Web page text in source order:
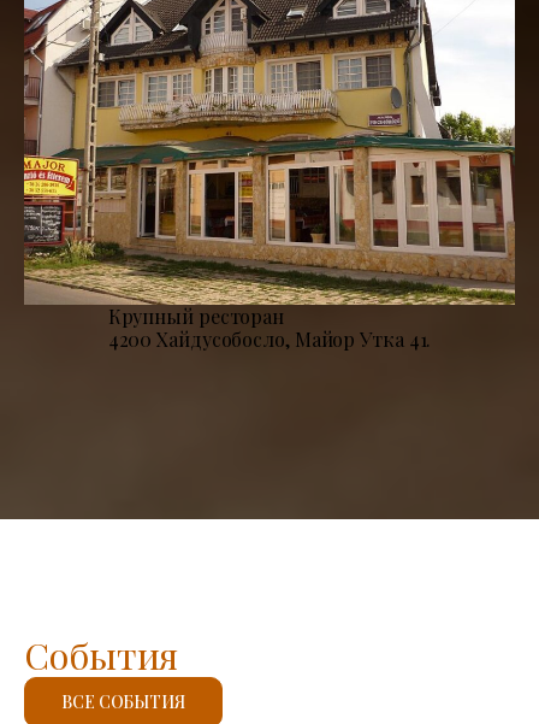
Крупный ресторан
4200 Хайдусобосло, Майор Утка 41.
События
ВСЕ СОБЫТИЯ